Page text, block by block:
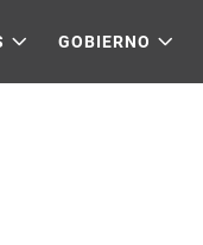
GOBIERNO